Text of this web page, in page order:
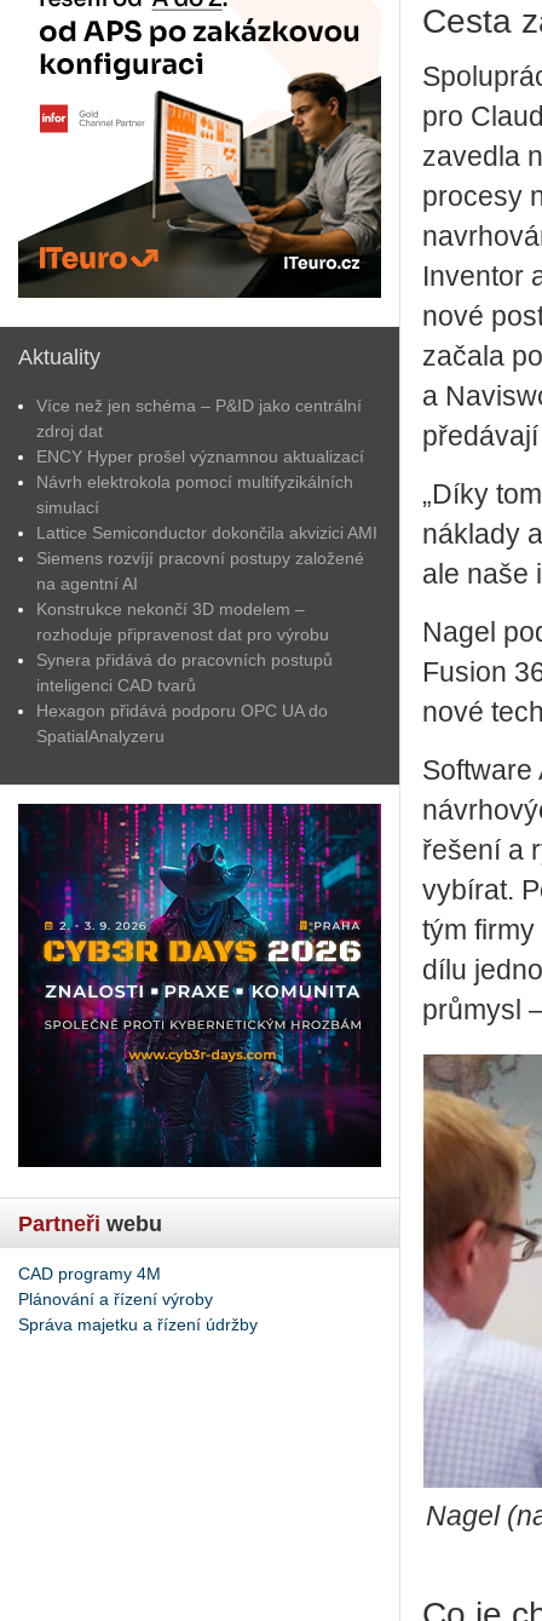
Aktuality
Více než jen schéma – P&ID jako centrální
zdroj dat
ENCY Hyper prošel významnou aktualizací
Návrh elektrokola pomocí multifyzikálních
simulací
Lattice Semiconductor dokončila akvizici AMI
Siemens rozvíjí pracovní postupy založené
na agentní AI
Konstrukce nekončí 3D modelem –
rozhoduje připravenost dat pro výrobu
Synera přidává do pracovních postupů
inteligenci CAD tvarů
Hexagon přidává podporu OPC UA do
SpatialAnalyzeru
Partneři webu
CAD programy 4M
Plánování a řízení výroby
Správa majetku a řízení údržby
Cesta
pro
zavedla
procesy
Inventor
nové
začala
a
„Díky
náklady
ale naše
Nagel
Fusion
nové
Software
řešení a
vybírat.
tým
dílu
průmysl
Nagel